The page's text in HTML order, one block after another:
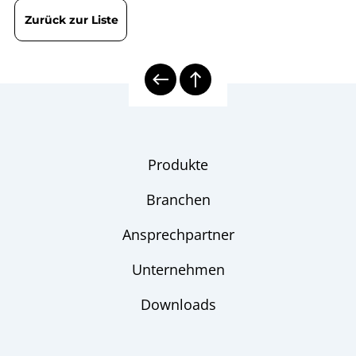
Zurück zur Liste
Produkte
Branchen
Ansprechpartner
Unternehmen
Downloads